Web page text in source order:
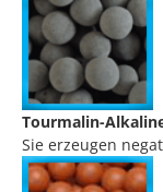
Tourmalin-
Sie erzeugen